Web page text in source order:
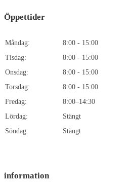
Öppettider
Måndag:
8:00 - 15:00
Tisdag:
8:00 - 15:00
Onsdag:
8:00 - 15:00
Torsdag:
8:00 - 15:00
Fredag:
8:00–14:30
Lördag:
Stängt
Söndag:
Stängt
information